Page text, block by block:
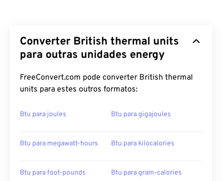
Converter British thermal units
para outras unidades energy
FreeConvert.com pode converter British thermal
units para estes outros formatos:
Btu para joules Btu para gigajoules
Btu para megawatt-hours Btu para kilocalories
Btu para foot-pounds Btu para gram-calories